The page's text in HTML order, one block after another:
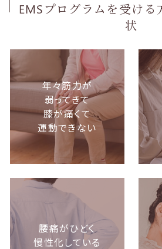
EMSプログラムを受ける
状
年々筋力が
弱ってきて
膝が痛くて
運動できない
腰痛がひどく
慢性化している